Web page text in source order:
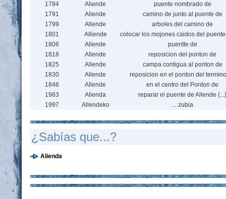
1784
Aliende
puente nombrado de
1791
Allende
camino de junto al puente de
1799
Allende
arboles del camino de
1801
Alliende
colocar los mojones caidos del
1806
Allende
puentte de
1818
Allende
reposicion del ponton de
1825
Allende
campa contigua al ponton de
1830
Allende
reposicion en el ponton del
1846
Allende
en el centro del Ponton de
1983
Alienda
reparar el puente de Allende (...)
1997
Allendeko ... zubia
¿Sabías que...?
Alienda